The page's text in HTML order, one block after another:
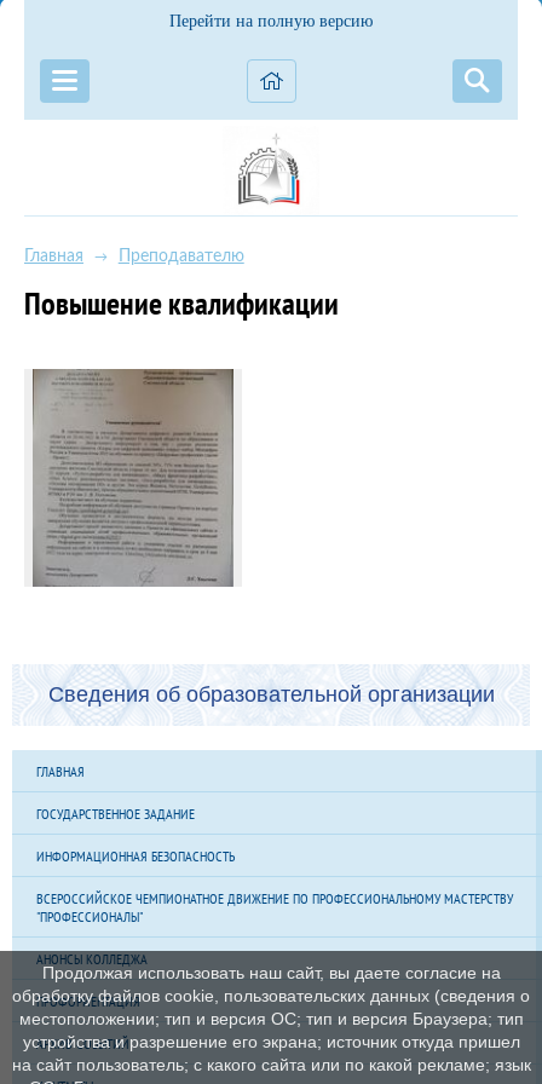
Перейти на полную версию
Главная → Преподавателю
Повышение квалификации
Сведения об образовательной организации
ГЛАВНАЯ
ГОСУДАРСТВЕННОЕ ЗАДАНИЕ
ИНФОРМАЦИОННАЯ БЕЗОПАСНОСТЬ
ВСЕРОССИЙСКОЕ ЧЕМПИОНАТНОЕ ДВИЖЕНИЕ ПО ПРОФЕССИОНАЛЬНОМУ МАСТЕРСТВУ
"ПРОФЕССИОНАЛЫ"
АНОНСЫ КОЛЛЕДЖА
ПРОФОРИЕНТАЦИЯ
АРХИВ СОБЫТИЙ
Продолжая использовать наш сайт, вы даете согласие на
обработку файлов cookie, пользовательских данных (сведения о
местоположении; тип и версия ОС; тип и версия Браузера; тип
устройства и разрешение его экрана; источник откуда пришел
на сайт пользователь; с какого сайта или по какой рекламе; язык